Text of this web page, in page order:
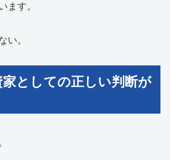
ます。
い。
としての正しい判断が